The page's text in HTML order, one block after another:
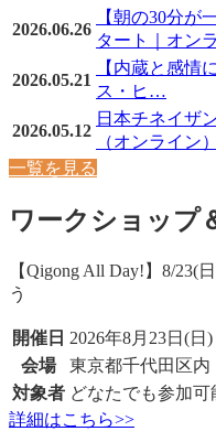
2026.06.26
【朝の30分が
タート｜オン
2026.05.21
【内蔵と感情
ス・ヒ…
2026.05.12
日本チネイザ
（オンライン）
一覧を見る
ワークショップ
【Qigong All Day!】8/23(
う
開催日 2026年8月23日(日)
会場
東京都千代田区内
対象者 どなたでも参加可
詳細はこちら>>